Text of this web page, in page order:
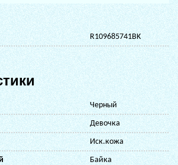
R109685741BK
Черный
Девочка
Иск.кожа
Байка